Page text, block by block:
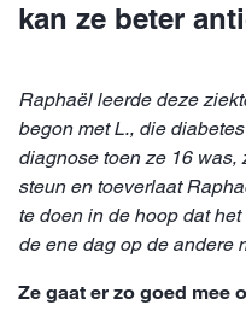
kan ze beter
Raphaël leerde deze
begon met L., die
diagnose toen ze 16 was,
steun en toeverlaat
te doen in de hoop dat
de ene dag op de andere
Ze gaat er zo goed mee